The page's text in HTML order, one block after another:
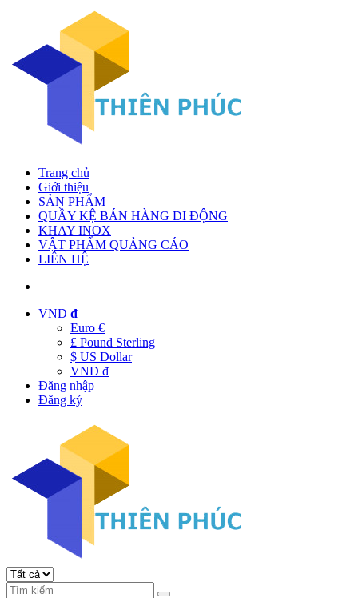
Trang chủ
Giới thiệu
SẢN PHẨM
QUẦY KỆ BÁN HÀNG DI ĐỘNG
KHAY INOX
VẬT PHẨM QUẢNG CÁO
LIÊN HỆ
VND đ
Euro €
£ Pound Sterling
$ US Dollar
VND đ
Đăng nhập
Đăng ký